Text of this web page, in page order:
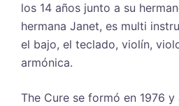
los 14 años junto a su
hermana Janet, es multi
el bajo, el teclado, violín,
armónica.
The Cure se formó en 1976